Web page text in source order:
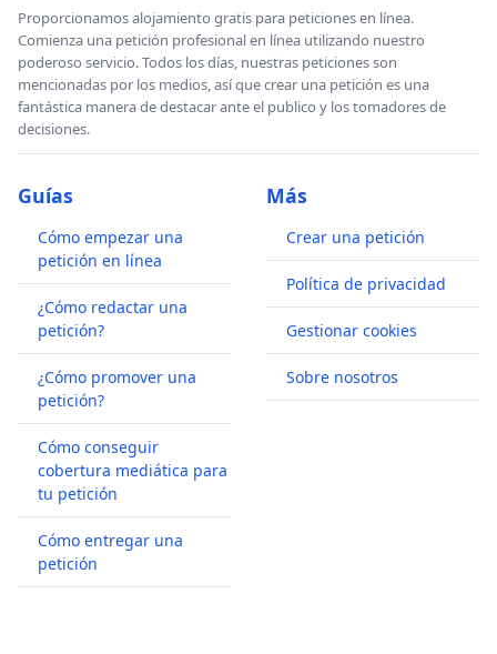
Proporcionamos alojamiento gratis para peticiones en línea.
Comienza una petición profesional en línea utilizando nuestro
poderoso servicio. Todos los días, nuestras peticiones son
mencionadas por los medios, así que crear una petición es una
fantástica manera de destacar ante el publico y los tomadores de
decisiones.
Guías
Cómo empezar una
petición en línea
¿Cómo redactar una
petición?
¿Cómo promover una
petición?
Cómo conseguir
cobertura mediática para
tu petición
Cómo entregar una
petición
Más
Crear una petición
Política de privacidad
Gestionar cookies
Sobre nosotros